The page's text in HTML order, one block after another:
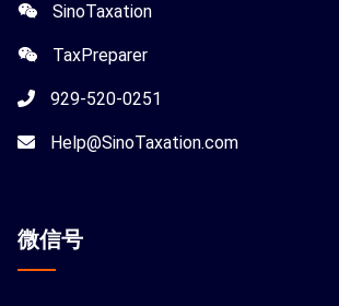
SinoTaxation
TaxPreparer
929-520-0251
Help@SinoTaxation.com
微信号